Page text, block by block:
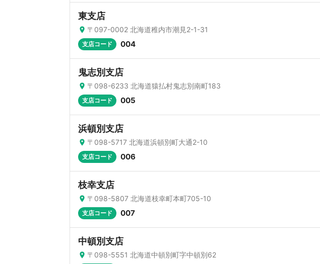
東支店
〒097-0002 北海道稚内市潮見2-1-31
支店コード 004
鬼志別支店
〒098-6233 北海道猿払村鬼志別南町183
支店コード 005
浜頓別支店
〒098-5717 北海道浜頓別町大通2-10
支店コード 006
枝幸支店
〒098-5807 北海道枝幸町本町705-10
支店コード 007
中頓別支店
〒098-5551 北海道中頓別町字中頓別62